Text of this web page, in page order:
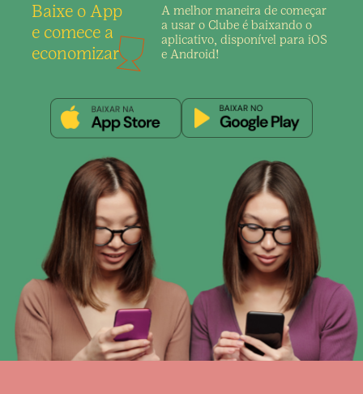
Baixe o App
e comece a
economizar
A melhor maneira de começar
a usar o Clube é baixando o
aplicativo, disponível para iOS
e Android!